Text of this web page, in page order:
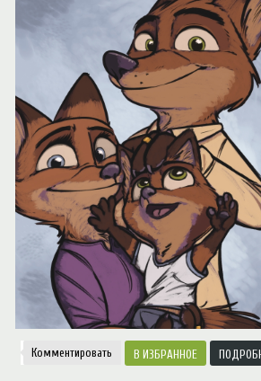
Notice : Trying to access array offset on value of
Творчество
Комментировать ИЗБРАННОЕ